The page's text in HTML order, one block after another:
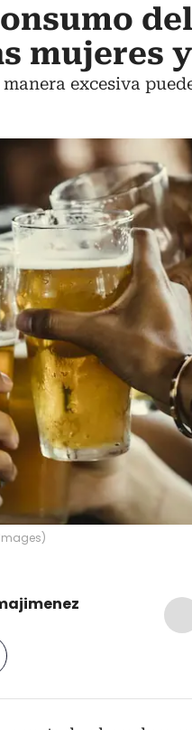
mujeres
excesiva
)